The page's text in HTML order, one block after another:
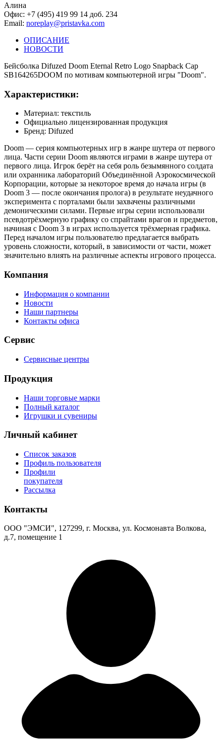
Алина
Офис: +7 (495) 419 99 14 доб. 234
Email: noreplay@pristavka.com
ОПИСАНИЕ
НОВОСТИ
Бейсболка Difuzed Doom Eternal Retro Logo Snapback Cap
SB164265DOOM по мотивам компьютерной игры "Doom".
Характеристики:
Материал: текстиль
Официально лицензированная продукция
Бренд: Difuzed
Doom — серия компьютерных игр в жанре шутера от первого
лица. Части серии Doom являются играми в жанре шутера от
первого лица. Игрок берёт на себя роль безымянного солдата
или охранника лабораторий Объединённой Аэрокосмической
Корпорации, которые за некоторое время до начала игры (в
Doom 3 — после окончания пролога) в результате неудачного
эксперимента с порталами были захвачены различными
демоническими силами. Первые игры серии использовали
псевдотрёхмерную графику со спрайтами врагов и предметов,
начиная с Doom 3 в играх используется трёхмерная графика.
Перед началом игры пользователю предлагается выбрать
уровень сложности, который, в зависимости от части, может
значительно влиять на различные аспекты игрового процесса.
Компания
Информация о компании
Новости
Наши партнеры
Контакты офиса
Сервис
Сервисные центры
Продукция
Наши торговые марки
Полный каталог
Игрушки и сувениры
Личный кабинет
Список заказов
Профиль пользователя
Профили
покупателя
Рассылка
Контакты
ООО "ЭМСИ", 127299, г. Москва, ул. Космонавта Волкова,
д.7, помещение 1